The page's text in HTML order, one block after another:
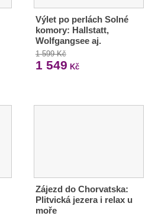
Výlet po perlách Solné
komory: Hallstatt,
Wolfgangsee aj.
1 599 Kč
1 549 Kč
Zájezd do Chorvatska:
Plitvická jezera i relax u
moře